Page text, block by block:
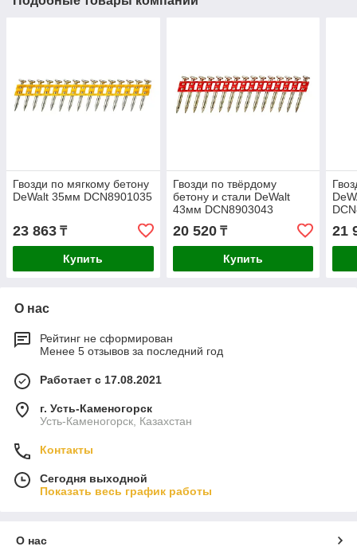
Гвозди по мягкому бетону
DeWalt 35мм DCN8901035
23 863 ₸
Купить
Гвозди по твёрдому
бетону и стали DeWalt
43мм DCN8903043
20 520₸
Купить
21
О нас
Рейтинг не сформирован
Менее 5 отзывов за последний год
Работает с 17.08.2021
г. Усть-Каменогорск
Усть-Каменогорск, Казахстан
Контакты
Сегодня выходной
Показать весь график работы
О нас